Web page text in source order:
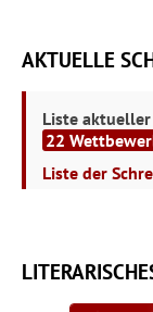
AKTUELLE
Liste
22
Liste der